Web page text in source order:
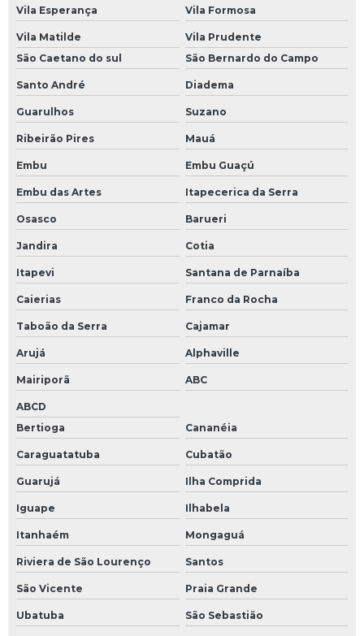
Reparo de sensores
Reparo de servo motor
Reparo eletrônica industrial
Sensor óptico industrial
Servo motor encoders resolver
Servo motor resolver
Servo válvula proporcional
Servo válvulas
Servo válvulas hidráulicas
Servoacionamentos
Sistema de servoacionamento
Teclado de membrana industrial
Teclado industrial
Conversor tensão
Conversor tensão corrente
Vila Esperança Vila Formosa
Vila Matilde
Vila Prudente
São Caetano do sul
São Bernardo do Campo
Santo André Diadema
Guarulhos Suzano
Ribeirão Pires Mauá
Embu Embu Guaçú
Embu das Artes Itapecerica da Serra
Osasco Barueri
Jandira Cotia
Itapevi Santana de Parnaíba
Caierias Franco da Rocha
Taboão da Serra Cajamar
Arujá Alphaville
Mairiporã ABC
ABCD
Bertioga
Cananéia
Caraguatatuba Cubatão
Guarujá Ilha Comprida
Iguape Ilhabela
Itanhaém Mongaguá
Riviera de São Lourenço Santos
São Vicente Praia Grande
Ubatuba São Sebastião